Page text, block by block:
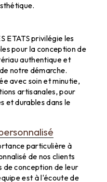
ETATS privilégie les
pour la conception de
authentique et
notre démarche.
avec soin et minutie,
artisanales, pour
et durables dans le
particulière à
de nos clients
de conception de leur
est à l'écoute de